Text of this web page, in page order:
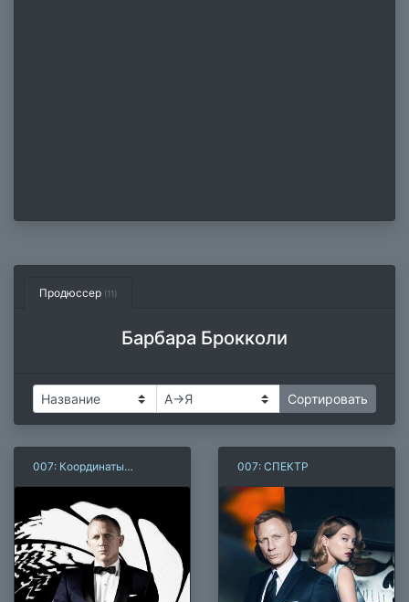
Продюссер (11)
Барбара Брокколи
007: Координаты
007: СПЕКТР